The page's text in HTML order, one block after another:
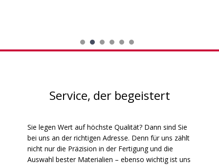
Service, der begeistert
Sie legen Wert auf höchste Qualität? Dann sind Sie
bei uns an der richtigen Adresse. Denn für uns zählt
nicht nur die Präzision in der Fertigung und die
Auswahl bester Materialien – ebenso wichtig ist uns